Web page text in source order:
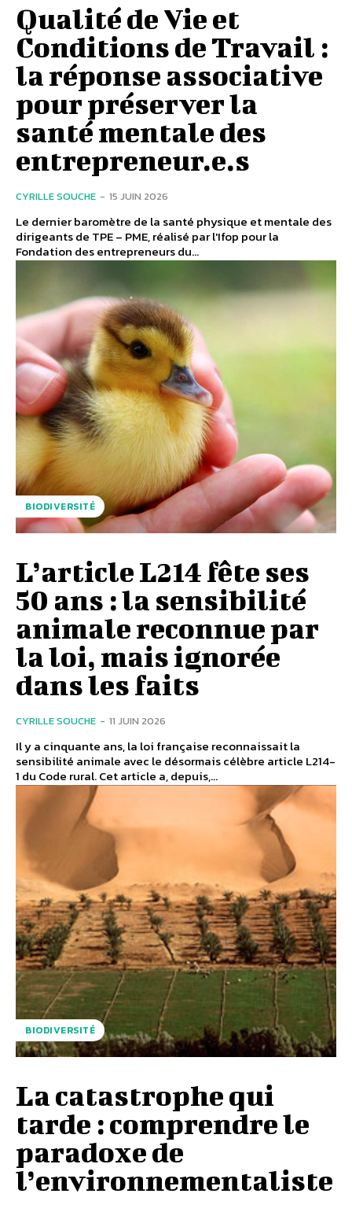
Qualité de Vie et
Conditions de Travail :
la réponse associative
pour préserver la
santé mentale des
entrepreneur.e.s
CYRILLE SOUCHE - 15 JUIN 2026
Le dernier baromètre de la santé physique et mentale des
dirigeants de TPE – PME, réalisé par l'Ifop pour la
Fondation des entrepreneurs du...
BIODIVERSITÉ
L’article L214 fête ses
50 ans : la sensibilité
animale reconnue par
la loi, mais ignorée
dans les faits
CYRILLE SOUCHE - 11 JUIN 2026
Il y a cinquante ans, la loi française reconnaissait la
sensibilité animale avec le désormais célèbre article L214-
1 du Code rural. Cet article a, depuis,...
BIODIVERSITÉ
La catastrophe qui
tarde : comprendre le
paradoxe de
l’environnementaliste